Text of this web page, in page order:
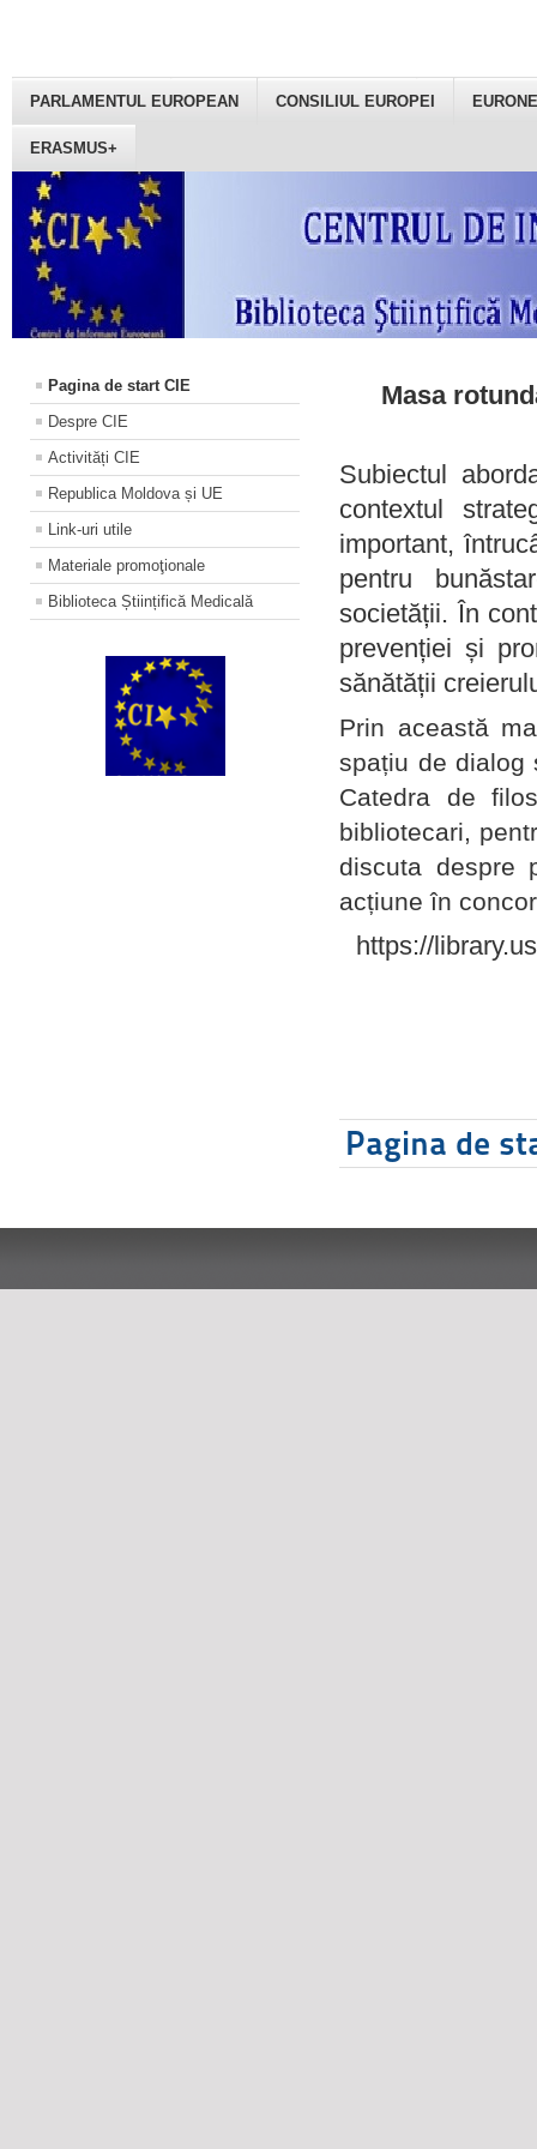
PARLAMENTUL EUROPEAN CONSILIUL EUROPEI
ERASMUS+
Pagina de start CIE
Despre CIE
Activități CIE
Republica Moldova și UE
Link-uri utile
Materiale promoţionale
Biblioteca Științifică Medicală
Masa
Subiectul
contextul
important,
pentru
societății. În
prevenției și
sănătății
Prin această
spațiu de dialog
Catedra de
bibliotecari,
discuta despre
acțiune în
https://
Pagina de